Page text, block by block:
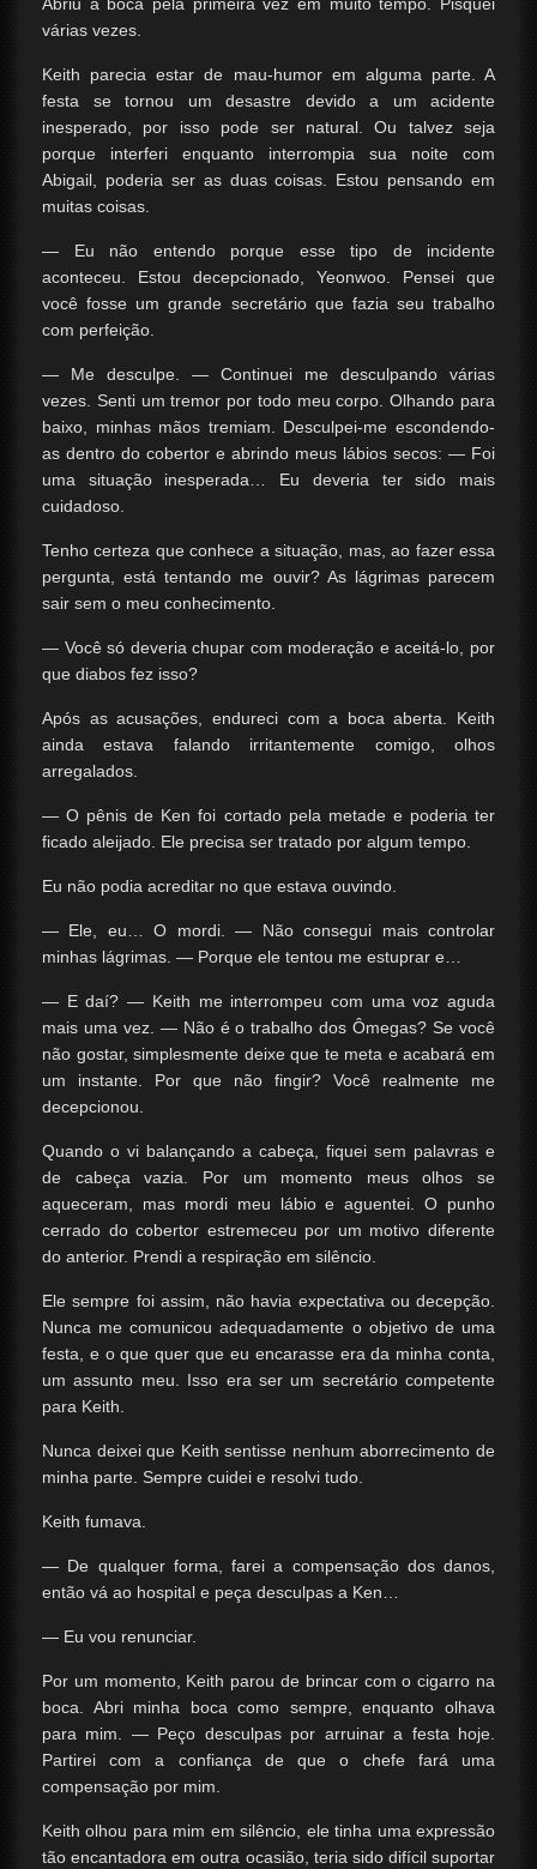
Abriu a boca pela primeira vez em muito tempo. Pisquei
várias vezes.
Keith parecia estar de mau-humor em alguma parte. A
festa se tornou um desastre devido a um acidente
inesperado, por isso pode ser natural. Ou talvez seja
porque interferi enquanto interrompia sua noite com
Abigail, poderia ser as duas coisas. Estou pensando em
muitas coisas.
— Eu não entendo porque esse tipo de incidente
aconteceu. Estou decepcionado, Yeonwoo. Pensei que
você fosse um grande secretário que fazia seu trabalho
com perfeição.
— Me desculpe. — Continuei me desculpando várias
vezes. Senti um tremor por todo meu corpo. Olhando para
baixo, minhas mãos tremiam. Desculpei-me escondendo-
as dentro do cobertor e abrindo meus lábios secos: — Foi
uma situação inesperada… Eu deveria ter sido mais
cuidadoso.
Tenho certeza que conhece a situação, mas, ao fazer essa
pergunta, está tentando me ouvir? As lágrimas parecem
sair sem o meu conhecimento.
— Você só deveria chupar com moderação e aceitá-lo, por
que diabos fez isso?
Após as acusações, endureci com a boca aberta. Keith
ainda estava falando irritantemente comigo, olhos
arregalados.
— O pênis de Ken foi cortado pela metade e poderia ter
ficado aleijado. Ele precisa ser tratado por algum tempo.
Eu não podia acreditar no que estava ouvindo.
— Ele, eu… O mordi. — Não consegui mais controlar
minhas lágrimas. — Porque ele tentou me estuprar e…
— E daí? — Keith me interrompeu com uma voz aguda
mais uma vez. — Não é o trabalho dos Ômegas? Se você
não gostar, simplesmente deixe que te meta e acabará em
um instante. Por que não fingir? Você realmente me
decepcionou.
Quando o vi balançando a cabeça, fiquei sem palavras e
de cabeça vazia. Por um momento meus olhos se
aqueceram, mas mordi meu lábio e aguentei. O punho
cerrado do cobertor estremeceu por um motivo diferente
do anterior. Prendi a respiração em silêncio.
Ele sempre foi assim, não havia expectativa ou decepção.
Nunca me comunicou adequadamente o objetivo de uma
festa, e o que quer que eu encarasse era da minha conta,
um assunto meu. Isso era ser um secretário competente
para Keith.
Nunca deixei que Keith sentisse nenhum aborrecimento de
minha parte. Sempre cuidei e resolvi tudo.
Keith fumava.
— De qualquer forma, farei a compensação dos danos,
então vá ao hospital e peça desculpas a Ken…
— Eu vou renunciar.
Por um momento, Keith parou de brincar com o cigarro na
boca. Abri minha boca como sempre, enquanto olhava
para mim. — Peço desculpas por arruinar a festa hoje.
Partirei com a confiança de que o chefe fará uma
compensação por mim.
Keith olhou para mim em silêncio, ele tinha uma expressão
tão encantadora em outra ocasião, teria sido difícil suportar